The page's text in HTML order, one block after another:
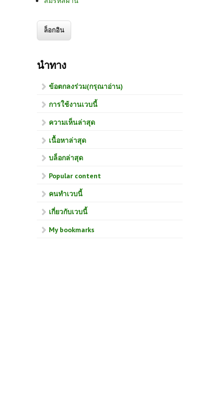
นำทาง
ข้อตกลงร่วม(กรุณาอ่าน)
การใช้งานเวบนี้
ความเห็นล่าสุด
เนื้อหาล่าสุด
บล็อกล่าสุด
Popular content
คนทำเวบนี้
เกี่ยวกับเวบนี้
My bookmarks